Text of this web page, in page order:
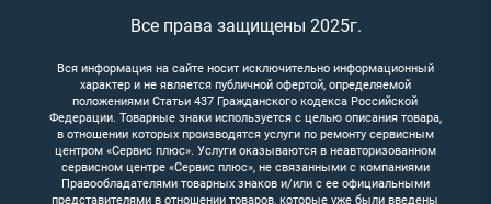
Все права защищены 2025г.
Вся информация на сайте носит исключительно информационный
характер и не является публичной офертой, определяемой
положениями Статьи 437 Гражданского кодекса Российской
Федерации. Товарные знаки используется с целью описания товара,
в отношении которых производятся услуги по ремонту сервисным
центром «Сервис плюс». Услуги оказываются в неавторизованном
сервисном центре «Сервис плюс», не связанными с компаниями
Правообладателями товарных знаков и/или с ее официальными
представителями в отношении товаров, которые уже были введены